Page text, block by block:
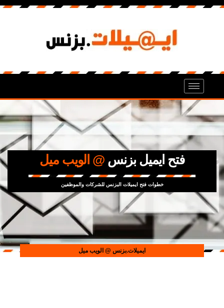
فتح ايميل بزنس @ الويب ميل
خطوات فتح ايميلات البزنس للشركات والموظفين
ايميلات.بزنس @ الويب ميل